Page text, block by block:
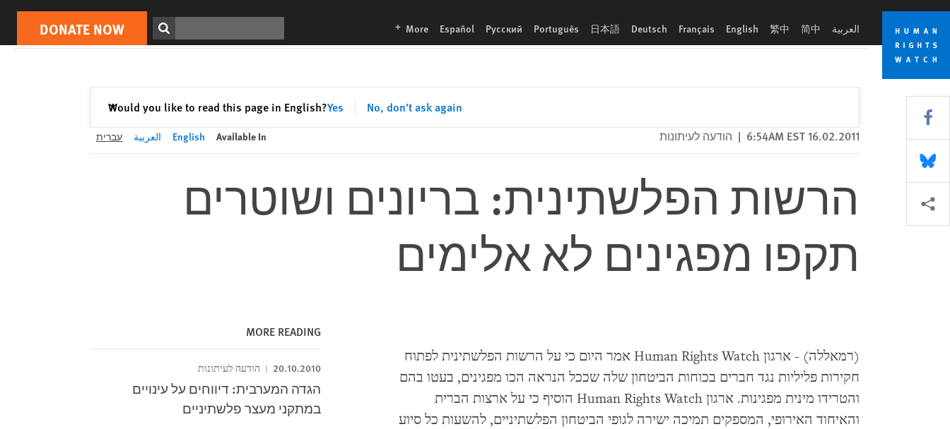
Skip
cookie
privacy
notice
Skip
main
content
العربية 简中
繁中
English
Français
Deutsch
日本語
Português
Русский
Español
More
languages
DONATE NOW
Would you like to read this page in English?Yes No, don't ask again
✕Close
Print
DONATE NOW
16.02.2011 6:54AM EST
| הודעה לעיתונות Available In
English العربية עברית
הרשות הפלשתינית: בריונים ושוטרים
תקפו מפגינים לא אלימים
(רמאללה) - ארגון Human Rights Watch אמר היום כי על הרשות הפלשתינית לפתוח
חקירות פליליות נגד חברים בכוחות הביטחון שלה שככל הנראה הכו מפגינים, בעטו בהם
והטרידו מינית מפגינות. ארגון Human Rights Watch הוסיף כי על ארצות הברית
והאיחוד האירופי, המספקים תמיכה ישירה לגופי הביטחון הפלשתיניים, להשעות כל סיוע
MORE READING
20.10.2010 הודעה לעיתונות
הגדה המערבית: דיווחים על עינויים
במתקני מעצר פלשתיניים
Share this via Facebook
Share this via Bluesky
More sharing options